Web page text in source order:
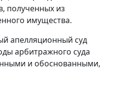
полученных из
имущества.
апелляционный суд
арбитражного суда
и обоснованными,